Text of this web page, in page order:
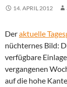
14. APRIL 2012
Deraktuelle
nüchternes Bild:
verfügbare
vergangenen
auf die hohe